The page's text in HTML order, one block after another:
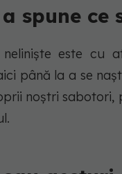
spune ce
neliniște este
până la a se
noștri sabotori,